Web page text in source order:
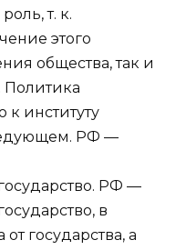
т. к.
этого
общества, так и
Политика
к институту
РФ —
РФ —
в
государства, а